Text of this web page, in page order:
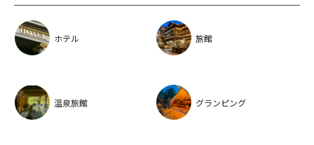
ホテル 旅館
温泉旅館 グランピング